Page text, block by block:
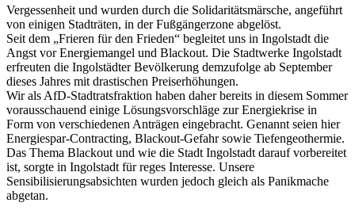
Vergessenheit und wurden durch die Solidaritätsmärsche, angeführt
von einigen Stadträten, in der Fußgängerzone abgelöst.
Seit dem „Frieren für den Frieden“ begleitet uns in Ingolstadt die
Angst vor Energiemangel und Blackout. Die Stadtwerke Ingolstadt
erfreuten die Ingolstädter Bevölkerung demzufolge ab September
dieses Jahres mit drastischen Preiserhöhungen.
Wir als AfD-Stadtratsfraktion haben daher bereits in diesem Sommer
vorausschauend einige Lösungsvorschläge zur Energiekrise in
Form von verschiedenen Anträgen eingebracht. Genannt seien hier
Energiespar-Contracting, Blackout-Gefahr sowie Tiefengeothermie.
Das Thema Blackout und wie die Stadt Ingolstadt darauf vorbereitet
ist, sorgte in Ingolstadt für reges Interesse. Unsere
Sensibilisierungsabsichten wurden jedoch gleich als Panikmache
abgetan.